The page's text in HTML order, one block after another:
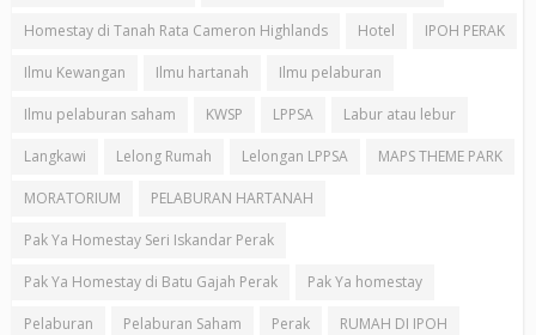
Homestay di Tanah Rata Cameron Highlands Hotel IPOH PERAK
Ilmu Kewangan Ilmu hartanah Ilmu pelaburan
Ilmu pelaburan saham KWSP LPPSA Labur atau lebur
Langkawi Lelong Rumah Lelongan LPPSA MAPS THEME PARK
MORATORIUM PELABURAN HARTANAH
Pak Ya Homestay Seri Iskandar Perak
Pak Ya Homestay di Batu Gajah Perak Pak Ya homestay
Pelaburan Pelaburan Saham Perak RUMAH DI IPOH